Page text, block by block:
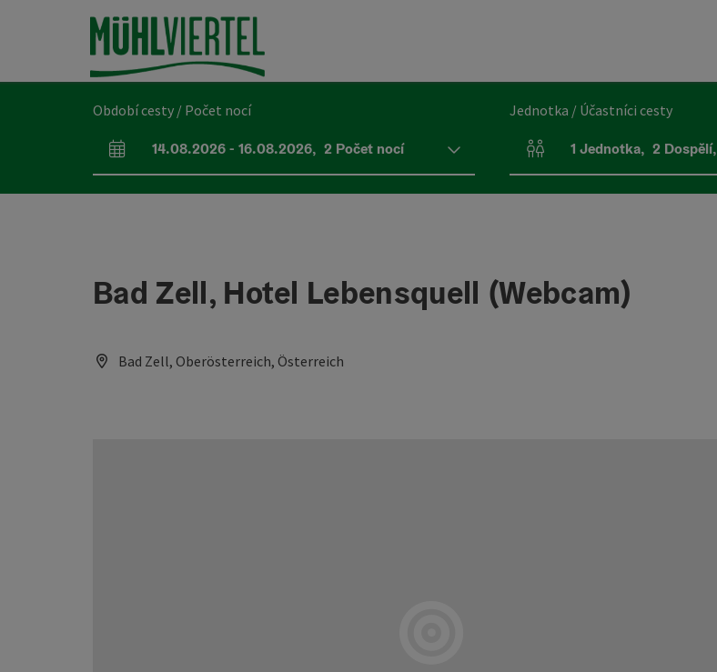
Accesskey
[0]
Navigace Accesskey
[1]
Začátek stránky Accesskey
[2]
Období cesty / Počet nocí
Pole příjezdu a odjezdu
14.08.2026- 16.08.2026, 2 Počet nocí
Jednotka / Účastníci cesty
Počet jednotek a polí pro osoby
1 Jednotka, 2 Dospělí,
Bad Zell, Hotel Lebensquell (Webcam)
Bad Zell, Oberösterreich, Österreich